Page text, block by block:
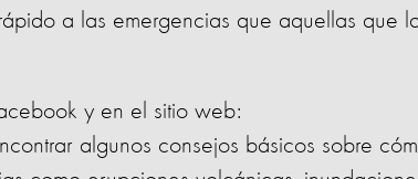
a las emergencias que aquellas que
y en el sitio web:
algunos consejos básicos sobre